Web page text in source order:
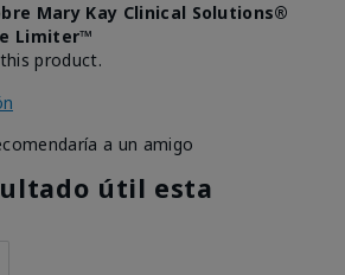
Mary Kay Clinical Solutions®
Limiter™
product.
a un amigo
útil esta